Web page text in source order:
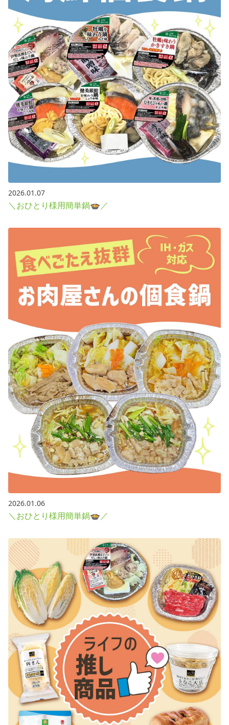
2026.01.07
＼おひとり様用簡単鍋🍲／
2026.01.06
＼おひとり様用簡単鍋🍲／